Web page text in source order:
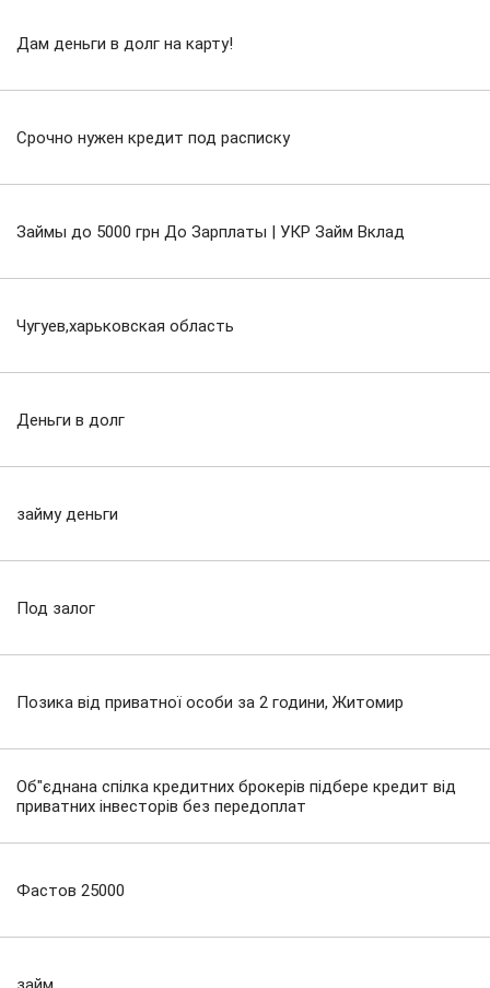
Дам деньги в долг на карту!
Срочно нужен кредит под расписку
Займы до 5000 грн До Зарплаты | УКР Займ Вклад
Чугуев,харьковская область
Деньги в долг
займу деньги
Под залог
Позика від приватної особи за 2 години, Житомир
Об"єднана спілка кредитних брокерів підбере кредит від
приватних інвесторів без передоплат
Фастов 25000